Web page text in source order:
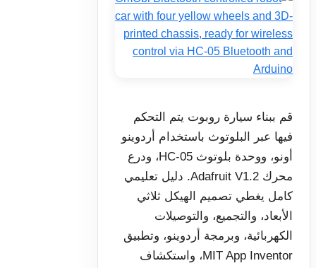
قم ببناء سيارة روبوت يتم التحكم
فيها عبر البلوتوث باستخدام أردوينو
أونو، ووحدة بلوتوث HC-05، ودرع
محرك Adafruit V1.2. دليل تعليمي
كامل يغطي تصميم الهيكل ثلاثي
الأبعاد، والتجميع، والتوصيلات
الكهربائية، وبرمجة أردوينو، وتطبيق
MIT App Inventor، واستكشاف